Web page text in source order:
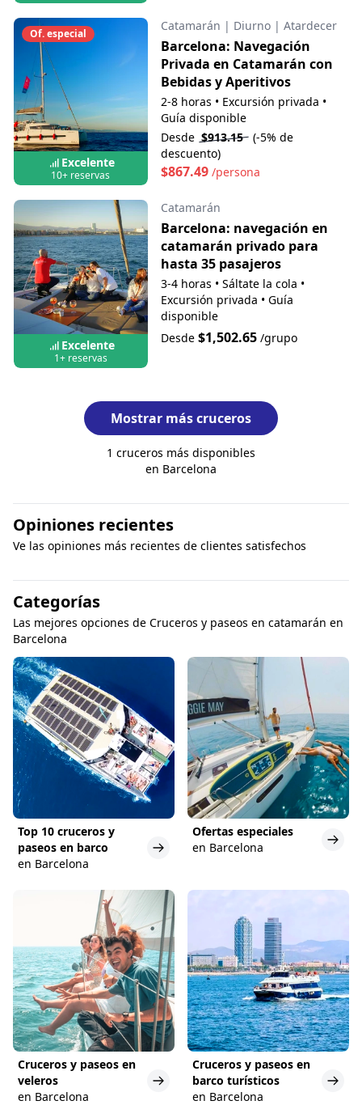
Of. especial
Excelente
10+ reservas
Catamarán | Diurno | Atardecer
Barcelona: Navegación
Privada en Catamarán con
Bebidas y Aperitivos
2-8 horas • Excursión privada •
Guía disponible
Desde $913.15 (-5% de
descuento)
$867.49/persona
Excelente
1+ reservas
Catamarán
Barcelona: navegación en
catamarán privado para
hasta 35 pasajeros
3-4 horas • Sáltate la cola •
Excursión privada • Guía
disponible
Desde $1,502.65/grupo
Mostrar más cruceros
1 cruceros más disponibles
en Barcelona
Opiniones recientes
Ve las opiniones más recientes de clientes satisfechos
Categorías
Las mejores opciones de Cruceros y paseos en catamarán en
Barcelona
Top 10 cruceros y
paseos en barco
en Barcelona
Ofertas especiales
en Barcelona
Cruceros y paseos en
veleros
en Barcelona
Cruceros y paseos en
barco turísticos
en Barcelona